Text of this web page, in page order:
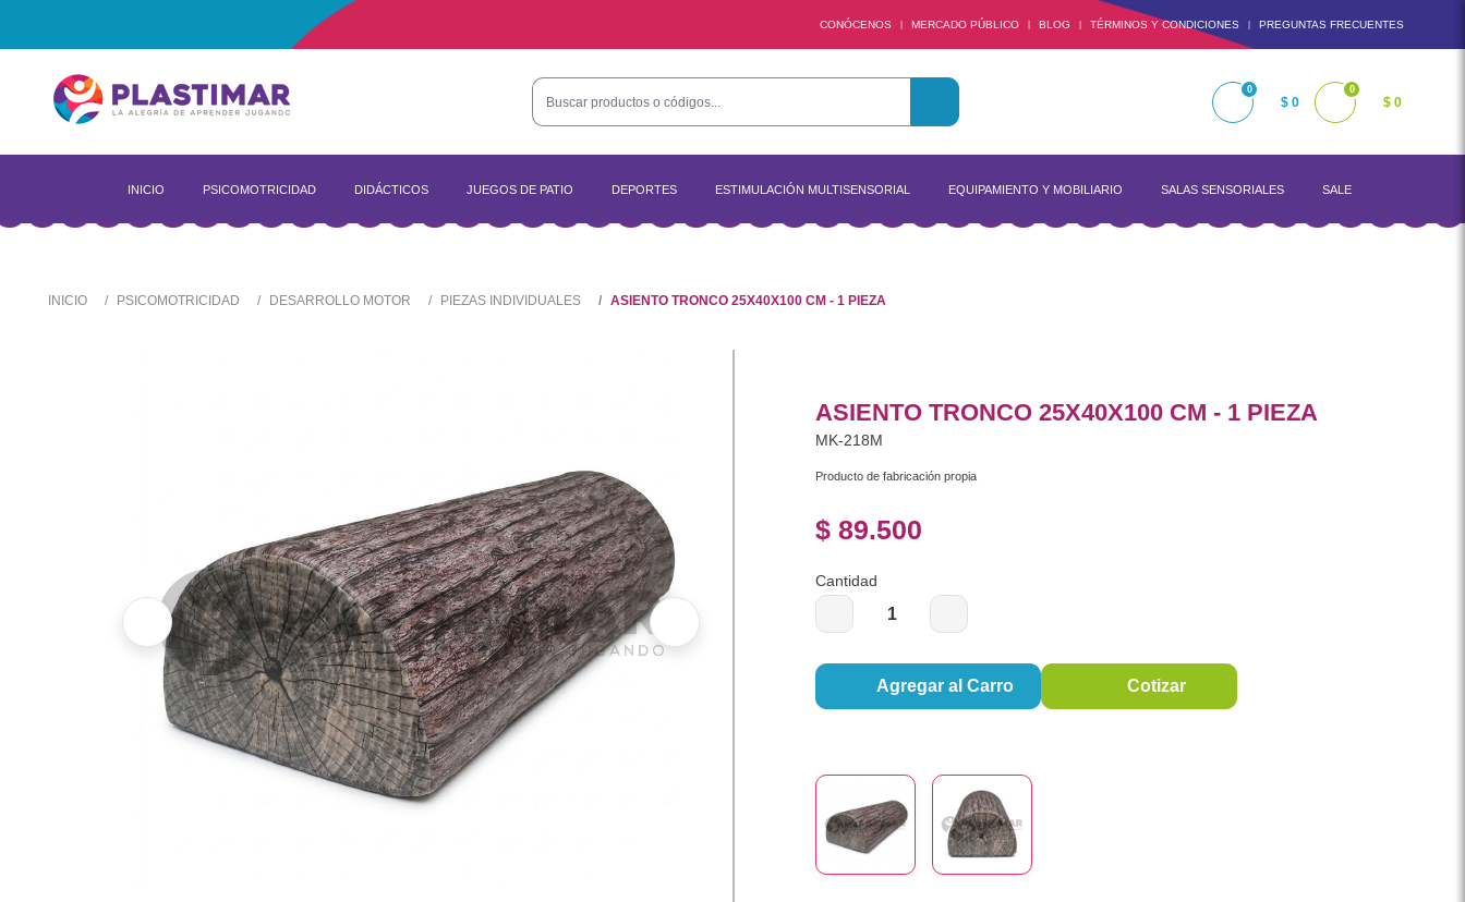
CONÓCENOS | MERCADO PÚBLICO | BLOG | TÉRMINOS Y CONDICIONES | PREGUNTAS FRECUENTES
0
$ 0
0
$ 0
INICIO PSICOMOTRICIDAD DIDÁCTICOS JUEGOS DE PATIO DEPORTES ESTIMULACIÓN MULTISENSORIAL EQUIPAMIENTO Y MOBILIARIO SALAS SENSORIALES SALE
INICIO PSICOMOTRICIDAD DESARROLLO MOTOR PIEZAS INDIVIDUALES ASIENTO TRONCO 25X40X100 CM - 1 PIEZA
ASIENTO TRONCO 25X40X100 CM - 1 PIEZA
MK-218M
Producto de fabricación propia
$ 89.500
Cantidad
Agregar al Carro Cotizar